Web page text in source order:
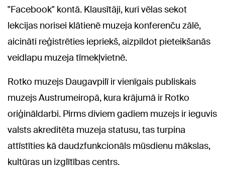
"Facebook" kontā. Klausītāji, kuri vēlas sekot
lekcijas norisei klātienē muzeja konferenču zālē,
aicināti reģistrēties iepriekš, aizpildot pieteikšanās
veidlapu muzeja tīmekļvietnē.
Rotko muzejs Daugavpilī ir vienīgais publiskais
muzejs Austrumeiropā, kura krājumā ir Rotko
oriģināldarbi. Pirms diviem gadiem muzejs ir ieguvis
valsts akreditēta muzeja statusu, tas turpina
attīstīties kā daudzfunkcionāls mūsdienu mākslas,
kultūras un izglītības centrs.